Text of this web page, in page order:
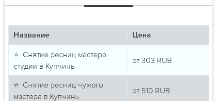
Название Цена
⭐ Снятие ресниц мастера
студии в Купчинь
от 303 RUB
⭐ Снятие ресниц чужого
мастера в Купчинь
от 510 RUB